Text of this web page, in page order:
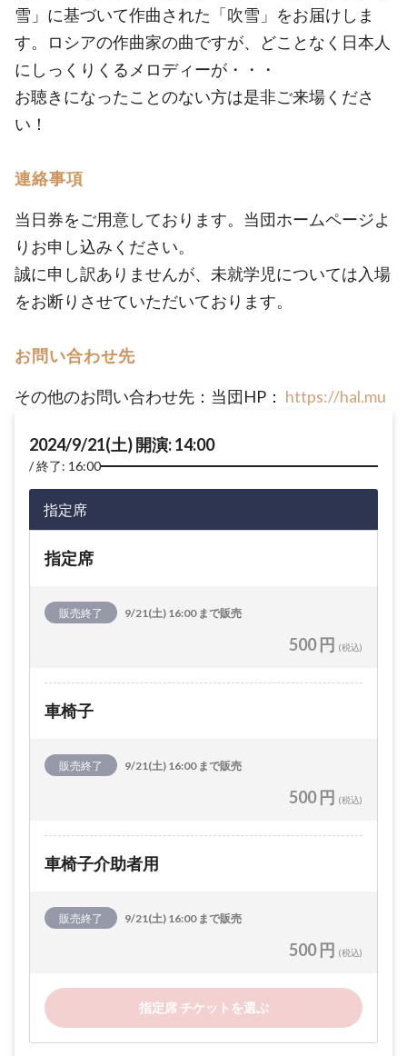
雪」に基づいて作曲された「吹雪」をお届けしま
す。ロシアの作曲家の曲ですが、どことなく日本人
にしっくりくるメロディーが・・・
お聴きになったことのない方は是非ご来場くださ
い！
連絡事項
当日券をご用意しております。当団ホームページよ
りお申し込みください。
誠に申し訳ありませんが、未就学児については入場
をお断りさせていただいております。
お問い合わせ先
その他のお問い合わせ先：当団HP： https://hal.mu
2024/9/21(土) 開演: 14:00
終了: 16:00
指定席
指定席
販売終了 9/21(土) 16:00 まで販売
500 円 (税込)
車椅子
販売終了 9/21(土) 16:00 まで販売
500 円 (税込)
車椅子介助者用
販売終了 9/21(土) 16:00 まで販売
500 円 (税込)
指定席 チケットを選ぶ